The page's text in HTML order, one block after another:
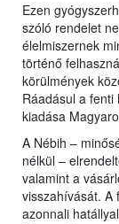
Ezen
szóló rendelet
élelmiszernek
történő
körülmények
Ráadásul a
kiadása
A Nébih –
nélkül –
valamint a
visszahívását. A
azonnali